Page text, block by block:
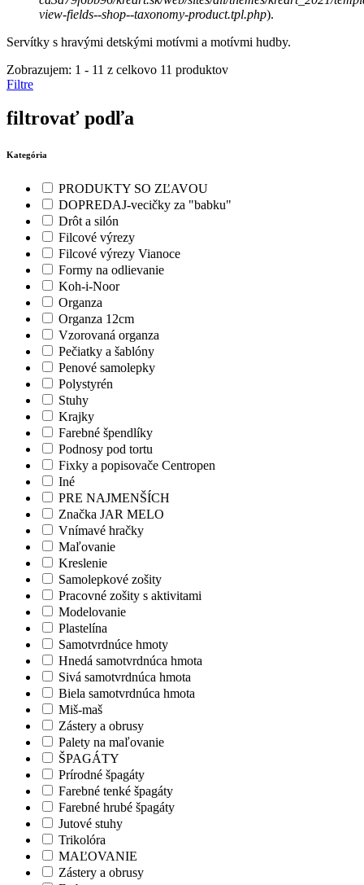
view-fields--shop--taxonomy-product.tpl.php).
Servítky s hravými detskými motívmi a motívmi hudby.
Zobrazujem: 1 - 11 z celkovo 11 produktov
Filtre
filtrovať podľa
Kategória
PRODUKTY SO ZĽAVOU
DOPREDAJ-vecičky za "babku"
Drôt a silón
Filcové výrezy
Filcové výrezy Vianoce
Formy na odlievanie
Koh-i-Noor
Organza
Organza 12cm
Vzorovaná organza
Pečiatky a šablóny
Penové samolepky
Polystyrén
Stuhy
Krajky
Farebné špendlíky
Podnosy pod tortu
Fixky a popisovače Centropen
Iné
PRE NAJMENŠÍCH
Značka JAR MELO
Vnímavé hračky
Maľovanie
Kreslenie
Samolepkové zošity
Pracovné zošity s aktivitami
Modelovanie
Plastelína
Samotvrdnúce hmoty
Hnedá samotvrdnúca hmota
Sivá samotvrdnúca hmota
Biela samotvrdnúca hmota
Miš-maš
Zástery a obrusy
Palety na maľovanie
ŠPAGÁTY
Prírodné špagáty
Farebné tenké špagáty
Farebné hrubé špagáty
Jutové stuhy
Trikolóra
MAĽOVANIE
Zástery a obrusy